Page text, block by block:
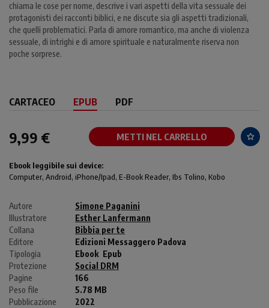
chiama le cose per nome, descrive i vari aspetti della vita sessuale dei
protagonisti dei racconti biblici, e ne discute sia gli aspetti tradizionali,
che quelli problematici. Parla di amore romantico, ma anche di violenza
sessuale, di intrighi e di amore spirituale e naturalmente riserva non
poche sorprese.
CARTACEO EPUB PDF
9,99 € METTI NEL CARRELLO
Ebook leggibile sui device:
Computer, Android, iPhone/Ipad, E-Book Reader, Ibs Tolino, Kobo
Autore
Simone Paganini
Illustratore
Esther Lanfermann
Collana
Bibbia per te
Editore
Edizioni Messaggero Padova
Tipologia
Ebook Epub
Protezione
Social DRM
Pagine
166
Peso file
5.78 MB
Pubblicazione
2022